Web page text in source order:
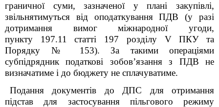
граничної суми, зазначеної у плані закупівлі,
звільнятимуться від оподаткування ПДВ (у разі
дотримання вимог міжнародної угоди,
пункту 197.11 статті 197 розділу V ПКУ та
Порядку № 153). За такими операціями
субпідрядник податкові зобов’язання з ПДВ не
визначатиме і до бюджету не сплачуватиме.
Подання документів до ДПС для отримання
підстав для застосування пільгового режиму